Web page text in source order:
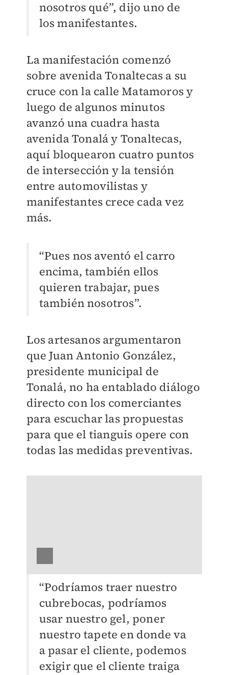
nosotros qué”, dijo uno de
los manifestantes.
La manifestación comenzó
sobre avenida Tonaltecas a su
cruce con la calle Matamoros y
luego de algunos minutos
avanzó una cuadra hasta
avenida Tonalá y Tonaltecas,
aquí bloquearon cuatro puntos
de intersección y la tensión
entre automovilistas y
manifestantes crece cada vez
más.
“Pues nos aventó el carro
encima, también ellos
quieren trabajar, pues
también nosotros”.
Los artesanos argumentaron
que Juan Antonio González,
presidente municipal de
Tonalá, no ha entablado diálogo
directo con los comerciantes
para escuchar las propuestas
para que el tianguis opere con
todas las medidas preventivas.
“Podríamos traer nuestro
cubrebocas, podríamos
usar nuestro gel, poner
nuestro tapete en donde va
a pasar el cliente, podemos
exigir que el cliente traiga